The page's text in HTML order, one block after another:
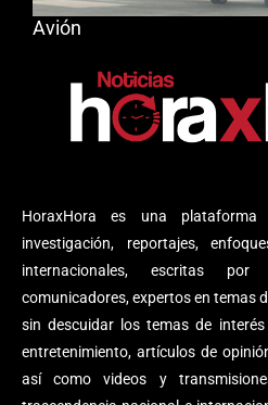
HoraxHora es una
investigación, reportajes,
internacionales, escritas por
comunicadores, expertos en temas
sin descuidar los temas de
entretenimiento, artículos de
así como videos y
Avión